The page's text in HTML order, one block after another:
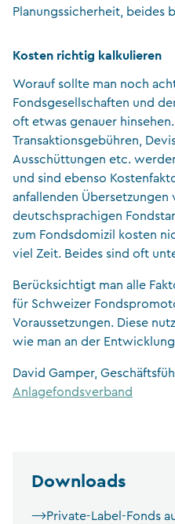
Planungssicherheit, beides
Kosten richtig kalkulieren
Worauf sollte man noch
Fondsgesellschaften und
oft etwas genauer
Transaktionsgebühren,
Ausschüttungen etc.
und sind ebenso
anfallenden
deutschsprachigen
zum Fondsdomizil kosten
viel Zeit. Beides sind oft
Berücksichtigt man alle
für Schweizer
Voraussetzungen. Diese
wie man an der
David Gamper,
Anlagefondsverband
Downloads
Private-Label-Fonds